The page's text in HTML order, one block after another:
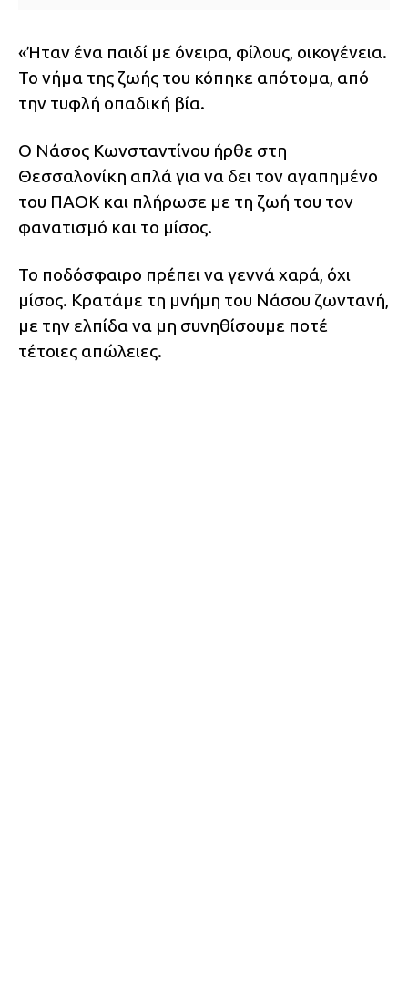
«Ήταν ένα παιδί με όνειρα, φίλους, οικογένεια.
Το νήμα της ζωής του κόπηκε απότομα, από
την τυφλή οπαδική βία.
Ο Νάσος Κωνσταντίνου ήρθε στη
Θεσσαλονίκη απλά για να δει τον αγαπημένο
του ΠΑΟΚ και πλήρωσε με τη ζωή του τον
φανατισμό και το μίσος.
Το ποδόσφαιρο πρέπει να γεννά χαρά, όχι
μίσος. Κρατάμε τη μνήμη του Νάσου ζωντανή,
με την ελπίδα να μη συνηθίσουμε ποτέ
τέτοιες απώλειες.